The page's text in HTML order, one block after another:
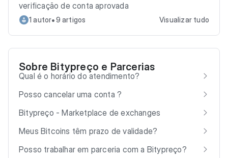
verificação de conta aprovada
1 autor•9 artigos Visualizar tudo
Sobre Bitypreço e Parcerias
Qual é o horário do atendimento?
Posso cancelar uma conta ?
Bitypreço - Marketplace de exchanges
Meus Bitcoins têm prazo de validade?
Posso trabalhar em parceria com a Bitypreço?